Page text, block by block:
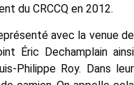
du CRCCQ en 2012.
avec la venue de
Éric Dechamplain ainsi
Philippe Roy. Dans leur